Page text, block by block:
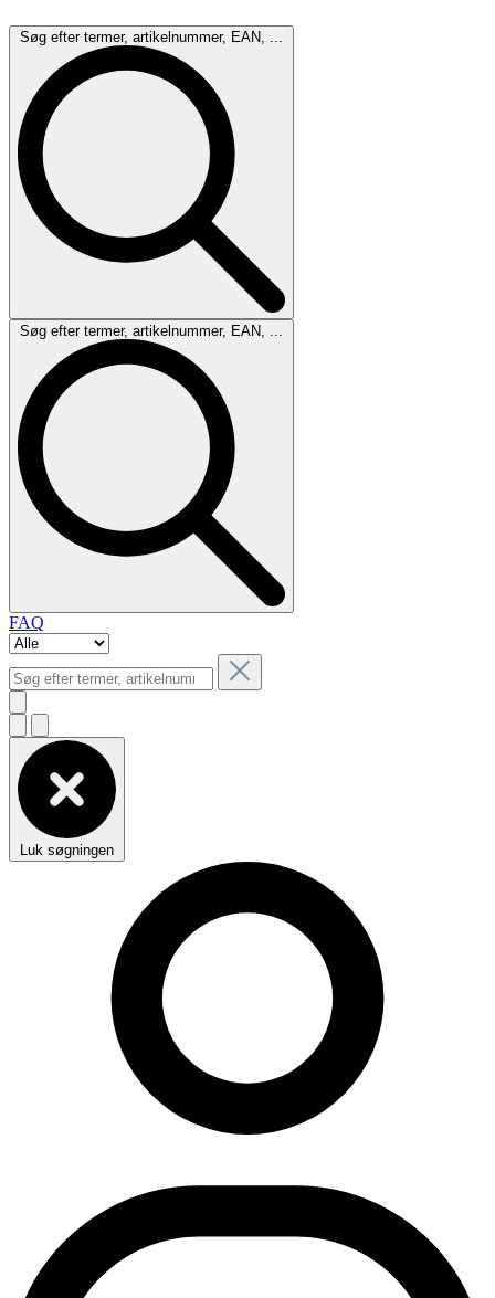
Søg efter termer, artikelnummer, EAN, ...
Søg efter termer, artikelnummer, EAN, ...
FAQ
Luk søgningen